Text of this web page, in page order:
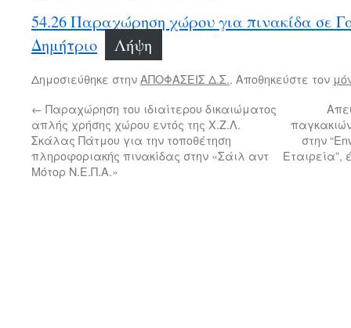
54.26 Παραχώρηση χώρου για πινακίδα σε
Δημήτριο
Λήψη
Δημοσιεύθηκε στηνΑΠΟΦΑΣΕΙΣ Δ.Σ.. Αποθηκεύστε τον
← Παραχώρηση του ιδιαίτερου δικαιώματος
απλής χρήσης χώρου εντός της Χ.Ζ.Λ.
Σκάλας Πάτμου για την τοποθέτηση
πληροφοριακής πινακίδας στην «Σάιλ αντ
Μότορ Ν.Ε.Π.Α.»
στην
Εταιρεία”,